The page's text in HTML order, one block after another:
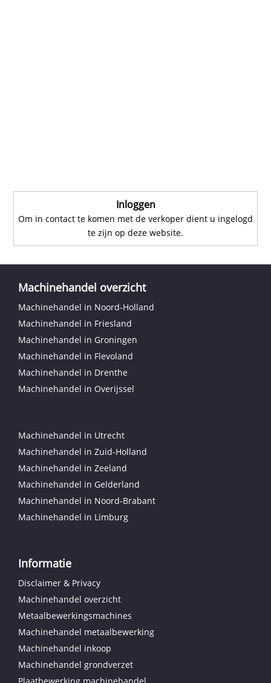
Inloggen
Om in contact te komen met de verkoper dient u ingelogd
te zijn op deze website.
Machinehandel overzicht
Machinehandel in Noord-Holland
Machinehandel in Friesland
Machinehandel in Groningen
Machinehandel in Flevoland
Machinehandel in Drenthe
Machinehandel in Overijssel
Machinehandel in Utrecht
Machinehandel in Zuid-Holland
Machinehandel in Zeeland
Machinehandel in Gelderland
Machinehandel in Noord-Brabant
Machinehandel in Limburg
Informatie
Disclaimer & Privacy
Machinehandel overzicht
Metaalbewerkingsmachines
Machinehandel metaalbewerking
Machinehandel inkoop
Machinehandel grondverzet